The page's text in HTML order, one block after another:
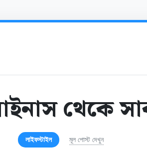
থেকে
লাইফস্টাইল মূল পোস্ট দেখুন